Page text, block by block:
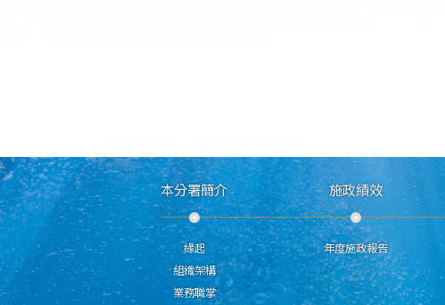
本分署簡介
緣起
組織架構
業務職掌
施政績效
年度施政報告